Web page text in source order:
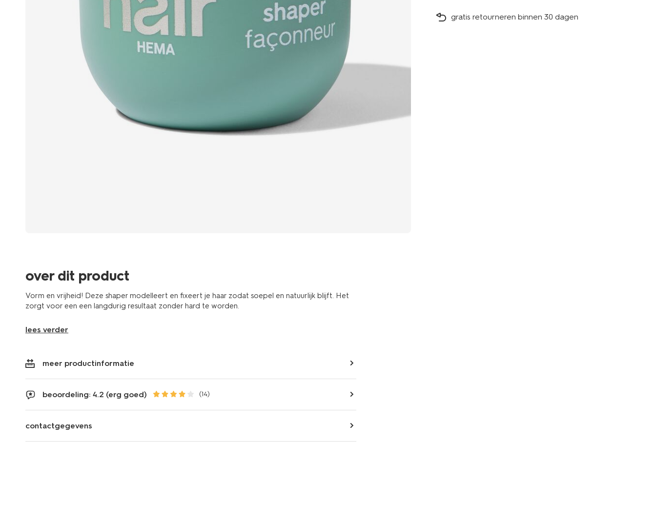
over dit product
Vorm en vrijheid! Deze shaper modelleert en fixeert je haar zodat soepel en natuurlijk blijft. Het
zorgt voor een een langdurig resultaat zonder hard te worden.
lees verder
meer productinformatie
beoordeling: 4.2 (erg goed) (14)
contactgegevens
gratis retourneren binnen 30 dagen